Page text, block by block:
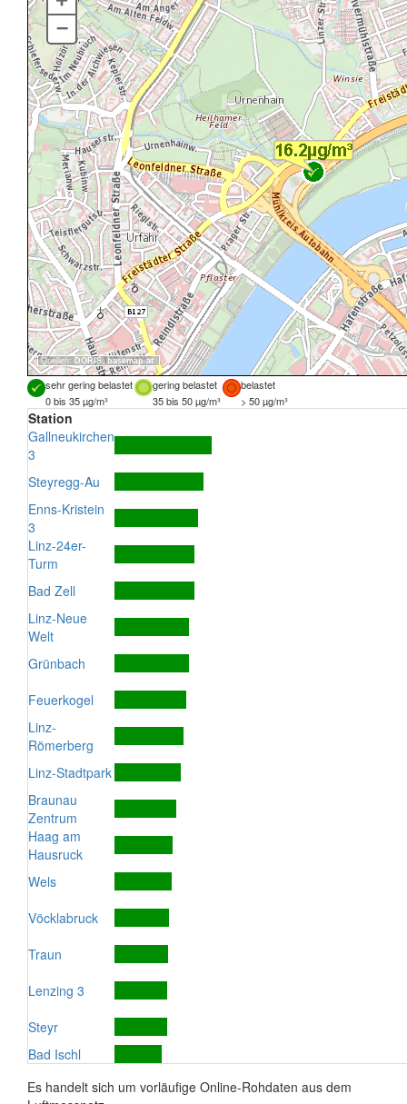
Quellen: DORIS,basemap.at
–
sehr gering belastet gering belastet
belastet
0 bis 35 µg/m³
35 bis 50 µg/m³ > 50 µg/m³
Station
Gallneukirchen
3
Steyregg-Au
Enns-Kristein
3
Linz-24er-
Turm
Bad Zell
Linz-Neue
Welt
Grünbach
Feuerkogel
Linz-
Römerberg
Linz-Stadtpark
Braunau
Zentrum
Haag am
Hausruck
Wels
Vöcklabruck
Traun
Lenzing 3
Steyr
Bad Ischl
Es handelt sich um vorläufige Online-Rohdaten aus dem